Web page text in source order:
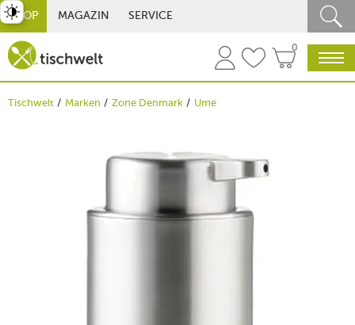
SHOP MAGAZIN SERVICE
0
Tischwelt Marken Zone Denmark Ume
umschalten